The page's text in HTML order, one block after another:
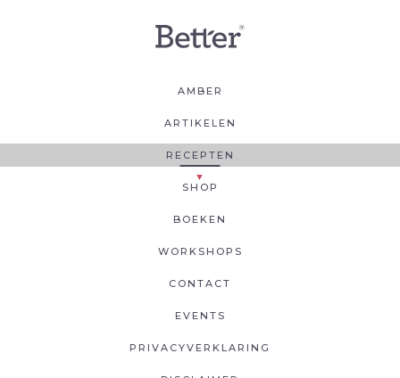
AMBER
ARTIKELEN
RECEPTEN
SHOP
BOEKEN
WORKSHOPS
CONTACT
EVENTS
PRIVACYVERKLARING